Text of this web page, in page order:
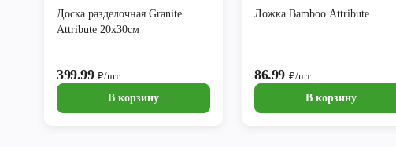
Доска разделочная Granite
Attribute 20х30см
399.99₽/шт
В корзину
Ложка Bamboo Attribute
86.99 ₽/шт
В корзину